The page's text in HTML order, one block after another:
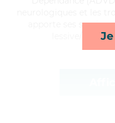
apporte ses
lessive/